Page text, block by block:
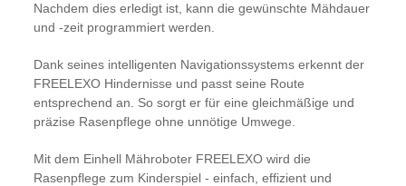
Nachdem dies erledigt ist, kann die gewünschte Mähdauer
und -zeit programmiert werden.
Dank seines intelligenten Navigationssystems erkennt der
FREELEXO Hindernisse und passt seine Route
entsprechend an. So sorgt er für eine gleichmäßige und
präzise Rasenpflege ohne unnötige Umwege.
Mit dem Einhell Mähroboter FREELEXO wird die
Rasenpflege zum Kinderspiel - einfach, effizient und